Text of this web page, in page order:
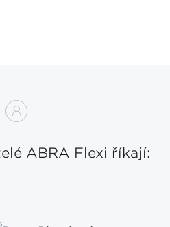
ABRA Flexi říkají: